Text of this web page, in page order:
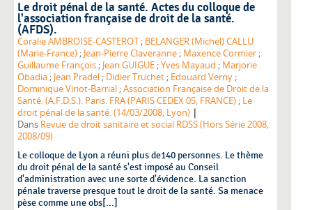
Le droit pénal de la santé. Actes du colloque de
l'association française de droit de la santé.
(AFDS).
Coralie AMBROISE-CASTEROT ; BELANGER (Michel) CALLU
(Marie-France) ; Jean-Pierre Claveranne ; Maxence Cormier ;
Guillaume François ; Jean GUIGUE ;Yves Mayaud ; Marjorie
Obadia ; Jean Pradel ; Didier Truchet ; Edouard Verny ;
Dominique Viriot-Barrial ;Association Française de Droit de la
Santé. (A.F.D.S.). Paris. FRA (PARIS CEDEX 05, FRANCE) ; Le
droit pénal de la santé. (14/03/2008; Lyon) |
Dans Revue de droit sanitaire et social RDSS (Hors Série 2008,
2008/09)
Le colloque de Lyon a réuni plus de140 personnes. Le thème
du droit pénal de la santé s'est imposé au Conseil
d'administration avec une sorte d'évidence. La sanction
pénale traverse presque tout le droit de la santé. Sa menace
pèse comme une obs[...]